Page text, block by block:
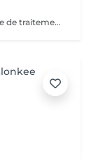
Exosomes c'est la dernière avancée en matière de traitements anti-âge et des imperfections de la peau.Ce sont de toutes petites vésicules (à l'échelle nanométrique) qui passent entre les cellules de la peau et qui leur apportent les acides aminés, des pépites, des vitamines et beaucoup d'autres éléments indispensables pour offrir à la peau une apparence jeune et fraiche. Grace à leur petite taille les exosomes pénètrent mieux et plus profondément dans la peau, ce qui rend le traitement plus efficace par rapport au microneedling traditionnel. Les exosomes de laboratoire espagnol SIMILDIET, que j'utilise, sont produits par les cellules souches de synthèse végétales. 1 ml du produit contient 15 milliards des exosomes qui peuvent être utilisés par la peau soit immédiatement soit stockés et utilisés progressivement. Le nombre de traitements nécessaires varie en fonction des conditions individuelles de la peau et des résultats souhaités. Une série de 2 à 3 traitements espacés de 4 à 6 semaines est idéale.